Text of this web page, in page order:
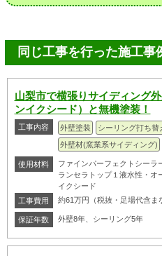
同じ工事を行った施工事
山梨市で横張りサイディング
ンイクシード）と無機塗装！
工事内容 外壁塗装
シーリング打ち替
外壁材(窯業系サイディング)
使用材料
ファインパーフェクトシーラ
ランセラトップ１液水性・オ
イクシード
工事費用
約61万円（税抜・足場代含ま
保証年数 外壁8年、シーリング5年